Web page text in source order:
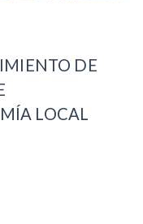
DE
LOCAL